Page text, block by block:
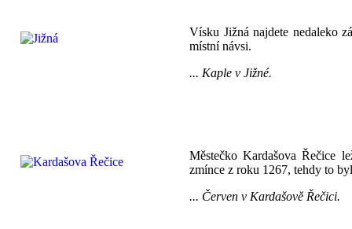
Vísku Jižná najdete nedaleko
místní návsi.
... Kaple v Jižné.
Městečko Kardašova Řečice
zmínce z roku 1267, tehdy to
... Červen v Kardašově Řečici.